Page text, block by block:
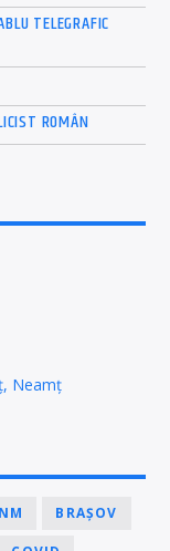
TELEGRAFIC
ROMÂN
Neamț
BRAȘOV